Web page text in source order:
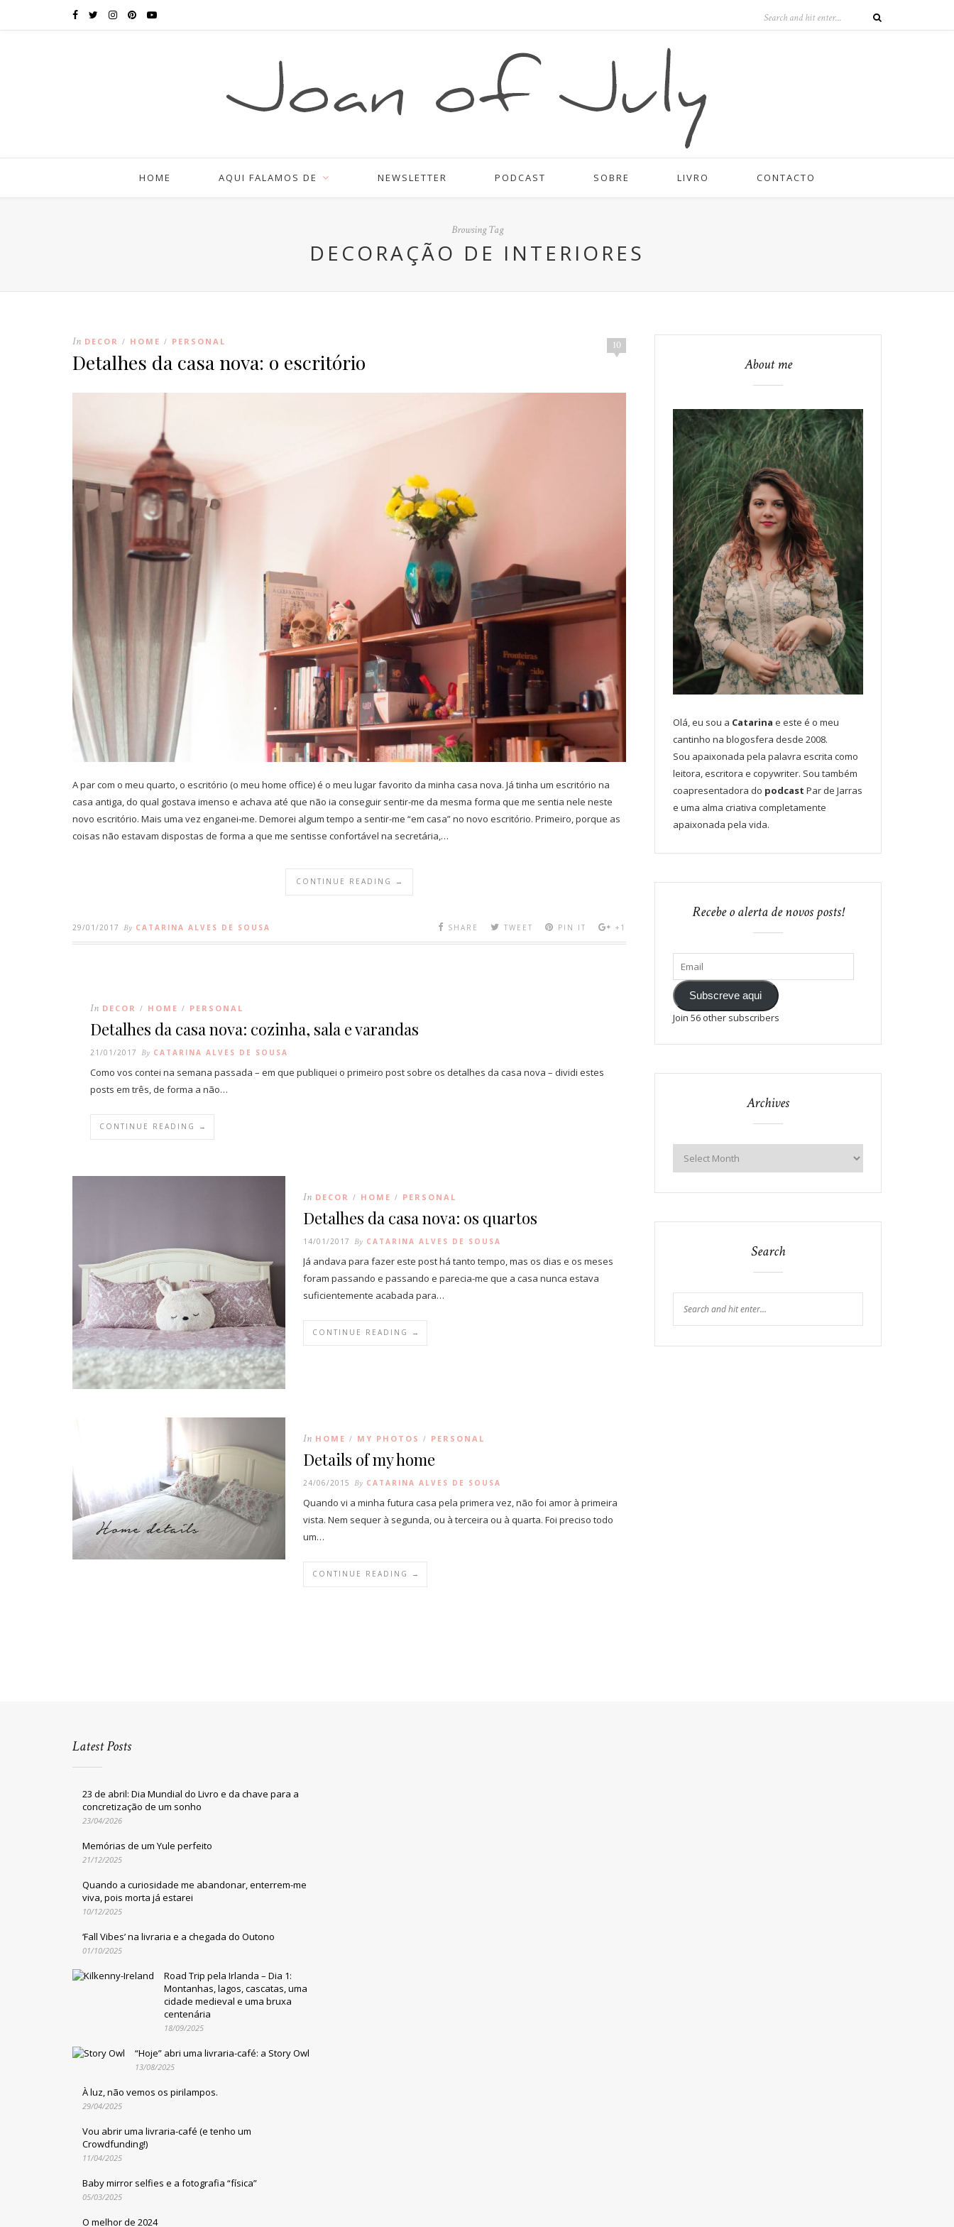
HOME AQUI FALAMOS DE NEWSLETTER PODCAST SOBRE LIVRO CONTACTO
Browsing Tag
DECORAÇÃO DE INTERIORES
10
In DECOR / HOME / PERSONAL
Detalhes da casa nova: o escritório
A par com o meu quarto, o escritório (o meu home office) é o meu lugar favorito da minha casa nova. Já tinha um escritório na
casa antiga, do qual gostava imenso e achava até que não ia conseguir sentir-me da mesma forma que me sentia nele neste
novo escritório. Mais uma vez enganei-me. Demorei algum tempo a sentir-me “em casa” no novo escritório. Primeiro, porque as
coisas não estavam dispostas de forma a que me sentisse confortável na secretária,…
CONTINUE READING →
29/01/2017 By CATARINA ALVES DE SOUSA SHARE TWEET PIN IT +1
In DECOR / HOME / PERSONAL
Detalhes da casa nova: cozinha, sala e varandas
21/01/2017 By CATARINA ALVES DE SOUSA
Como vos contei na semana passada – em que publiquei o primeiro post sobre os detalhes da casa nova – dividi estes
posts em três, de forma a não…
CONTINUE READING →
In DECOR / HOME / PERSONAL
Detalhes da casa nova: os quartos
14/01/2017 By CATARINA ALVES DE SOUSA
Já andava para fazer este post há tanto tempo, mas os dias e os meses
foram passando e passando e parecia-me que a casa nunca estava
suficientemente acabada para…
CONTINUE READING →
In HOME / MY PHOTOS / PERSONAL
Details of my home
24/06/2015 By CATARINA ALVES DE SOUSA
Quando vi a minha futura casa pela primera vez, não foi amor à primeira
vista. Nem sequer à segunda, ou à terceira ou à quarta. Foi preciso todo
um…
CONTINUE READING →
About me
Olá, eu sou a Catarina e este é o meu
cantinho na blogosfera desde 2008.
Sou apaixonada pela palavra escrita como
leitora, escritora e copywriter. Sou também
coapresentadora do podcast Par de Jarras
e uma alma criativa completamente
apaixonada pela vida.
Recebe o alerta de novos posts!
Subscreve aqui
Join 56 other subscribers
Archives
Search
Latest Posts
23 de abril: Dia Mundial do Livro e da chave para a
concretização de um sonho
23/04/2026
Memórias de um Yule perfeito
21/12/2025
Quando a curiosidade me abandonar, enterrem-me
viva, pois morta já estarei
10/12/2025
‘Fall Vibes’ na livraria e a chegada do Outono
01/10/2025
Road Trip pela Irlanda – Dia 1:
Montanhas, lagos, cascatas, uma
cidade medieval e uma bruxa
centenária
18/09/2025
“Hoje” abri uma livraria-café: a Story Owl
13/08/2025
À luz, não vemos os pirilampos.
29/04/2025
Vou abrir uma livraria-café (e tenho um
Crowdfunding!)
11/04/2025
Baby mirror selfies e a fotografia “física”
05/03/2025
O melhor de 2024